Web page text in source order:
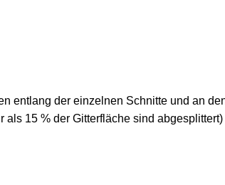
entlang der einzelnen Schnitte und an
als 15 % der Gitterfläche sind abgesplittert)